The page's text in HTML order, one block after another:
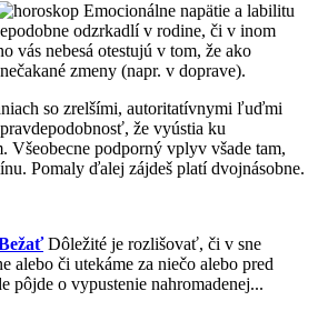
Emocionálne napätie a labilitu
odzrkadlí v rodine, či v inom
vás nebesá otestujú v tom, že ako
zmeny (napr. v doprave).
so zrelšími, autoritatívnymi ľuďmi
že vyústia ku
Všeobecne podporný vplyv všade tam,
Pomaly ďalej zájdeš platí dvojnásobne.
Dôležité je rozlišovať, či v sne
alebo či utekáme za niečo alebo pred
pôjde o vypustenie nahromadenej...